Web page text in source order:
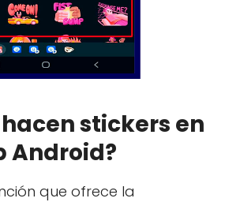
stickers en
Android?
que ofrece la